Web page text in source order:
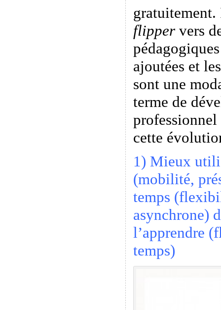
flippervers
ajoutées et
sont une
terme de
professionnel
cette
1) Mieux
(mobilité,
temps
asynchrone)
l’apprendre
temps)